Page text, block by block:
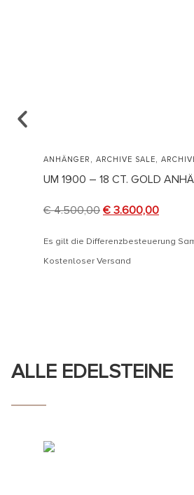
ANHÄNGER , ARCHIVE SALE,
UM 1900 – 18 CT. GOLD
€4.500,00 € 3.600,00
Es gilt die Differenzbesteuerung
Kostenloser Versand
ALLE EDELSTEINE